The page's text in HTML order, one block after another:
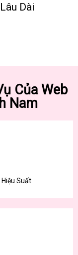
Dài
Của Web
Nam
Suất